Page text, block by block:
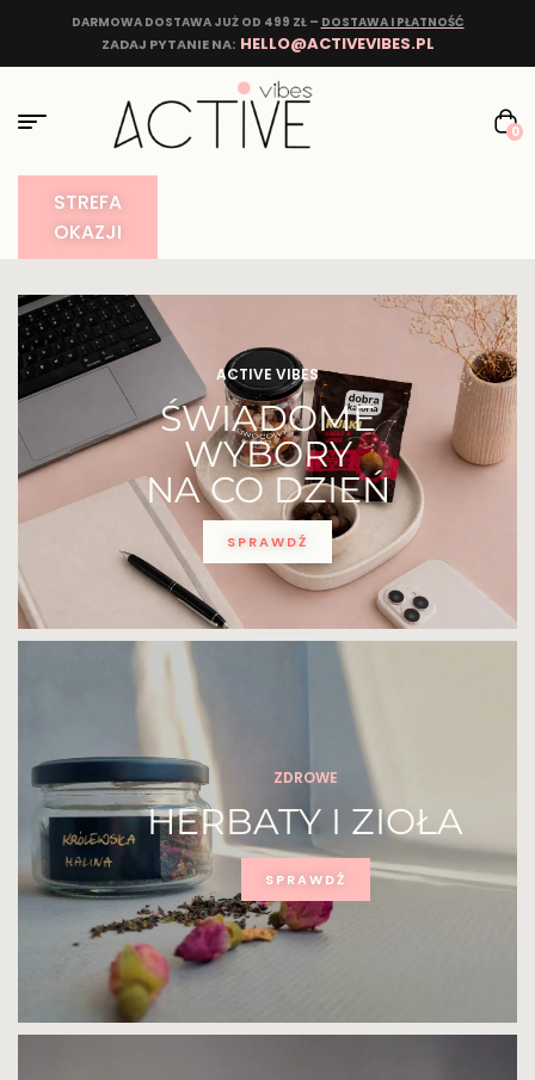
DARMOWA DOSTAWA JUŻ OD 499 ZŁ – DOSTAWA I PŁATNOŚĆ
ZADAJ PYTANIE NA: HELLO@ACTIVEVIBES.PL
0
STREFA
OKAZJI
ACTIVE VIBES
ŚWIADOME
WYBORY
NA CO DZIEŃ
SPRAWDŹ
ZDROWE
HERBATY I ZIOŁA
SPRAWDŹ